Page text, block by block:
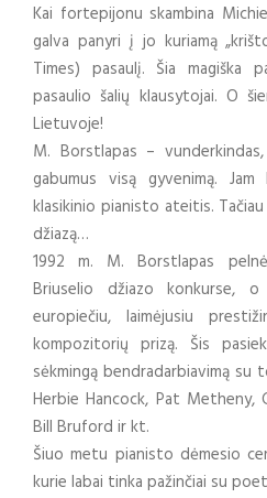
Kai fortepijonu skambina
galva panyri į jo kuriamą
Times) pasaulį. Šia magiška
pasaulio šalių klausytojai. O
Lietuvoje!
M. Borstlapas –
gabumus visą gyvenimą. Jam
klasikinio pianisto ateitis.
džiazą…
1992 m. M. Borstlapas
Briuselio džiazo konkurse,
europiečiu, laimėjusiu
kompozitorių prizą. Šis
sėkmingą bendradarbiavimą su
Herbie Hancock, Pat Metheny,
Bill Bruford ir kt.
Šiuo metu pianisto dėmesio
kurie labai tinka pažinčiai su